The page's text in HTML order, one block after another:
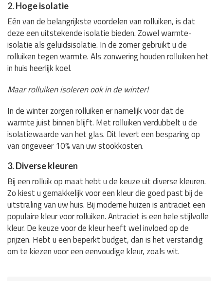
2. Hoge isolatie
Eén van de belangrijkste voordelen van rolluiken, is dat
deze een uitstekende isolatie bieden. Zowel warmte-
isolatie als geluidsisolatie. In de zomer gebruikt u de
rolluiken tegen warmte. Als zonwering houden rolluiken het
in huis heerlijk koel.
Maar rolluiken isoleren ook in de winter!
In de winter zorgen rolluiken er namelijk voor dat de
warmte juist binnen blijft. Met rolluiken verdubbelt u de
isolatiewaarde van het glas. Dit levert een besparing op
van ongeveer 10% van uw stookkosten.
3. Diverse kleuren
Bij een rolluik op maat hebt u de keuze uit diverse kleuren.
Zo kiest u gemakkelijk voor een kleur die goed past bij de
uitstraling van uw huis. Bij moderne huizen is antraciet een
populaire kleur voor rolluiken. Antraciet is een hele stijlvolle
kleur. De keuze voor de kleur heeft wel invloed op de
prijzen. Hebt u een beperkt budget, dan is het verstandig
om te kiezen voor een eenvoudige kleur, zoals wit.